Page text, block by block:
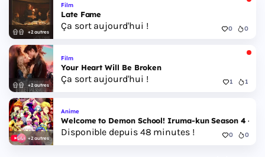
+2 autres
Film
Late Fame
Ça sort aujourd'hui ! 0 0
+2 autres
Film
Your Heart Will Be Broken
Ça sort aujourd'hui ! 1 1
+2 autres
Anime
Welcome to Demon School! Iruma-kun Season 4 -
Disponible depuis 48 minutes ! 0 0